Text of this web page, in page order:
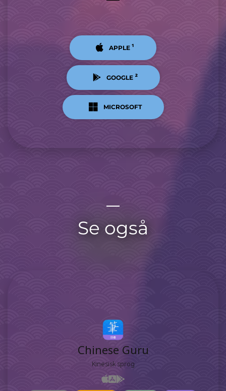
APPLE ¹
GOOGLE ²
MICROSOFT
Se også
Chinese Guru
Kinesisk sprog